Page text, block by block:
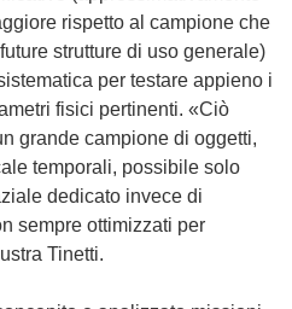
rispetto al campione che
strutture di uso generale)
per testare appieno i
fisici pertinenti. «Ciò
grande campione di oggetti,
temporali, possibile solo
dedicato invece di
sempre ottimizzati per
Tinetti.